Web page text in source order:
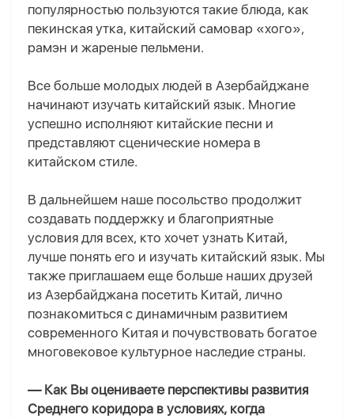
популярностью пользуются такие блюда, как
пекинская утка, китайский самовар «хого»,
рамэн и жареные пельмени.
Все больше молодых людей в Азербайджане
начинают изучать китайский язык. Многие
успешно исполняют китайские песни и
представляют сценические номера в
китайском стиле.
В дальнейшем наше посольство продолжит
создавать поддержку и благоприятные
условия для всех, кто хочет узнать Китай,
лучше понять его и изучать китайский язык. Мы
также приглашаем еще больше наших друзей
из Азербайджана посетить Китай, лично
познакомиться с динамичным развитием
современного Китая и почувствовать богатое
многовековое культурное наследие страны.
— Как Вы оцениваете перспективы развития
Среднего коридора в условиях, когда